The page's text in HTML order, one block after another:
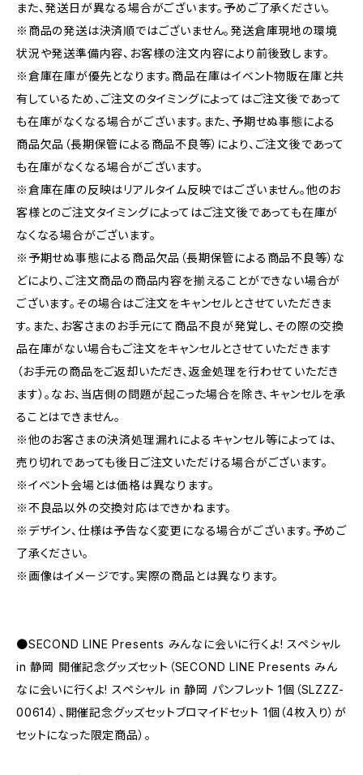
また、発送日が異なる場合がございます。予めご了承ください。
※商品の発送は決済順ではございません。発送倉庫現地の環境
状況や発送準備内容、お客様の注文内容により前後致します。
※倉庫在庫が優先となります。商品在庫はイベント物販在庫と共
有しているため、ご注文のタイミングによってはご注文後であって
も在庫がなくなる場合がございます。また、予期せぬ事態による
商品欠品（長期保管による商品不良等）により、ご注文後であって
も在庫がなくなる場合がございます。
※倉庫在庫の反映はリアルタイム反映ではございません。他のお
客様とのご注文タイミングによってはご注文後であっても在庫が
なくなる場合がございます。
※予期せぬ事態による商品欠品（長期保管による商品不良等）な
どにより、ご注文商品の商品内容を揃えることができない場合が
ございます。その場合はご注文をキャンセルとさせていただきま
す。また、お客さまのお手元にて商品不良が発覚し、その際の交換
品在庫がない場合もご注文をキャンセルとさせていただきます
（お手元の商品をご返却いただき、返金処理を行わせていただき
ます）。なお、当店側の問題が起こった場合を除き、キャンセルを承
ることはできません。
※他のお客さまの決済処理漏れによるキャンセル等によっては、
売り切れであっても後日ご注文いただける場合がございます。
※イベント会場とは価格は異なります。
※不良品以外の交換対応はできかねます。
※デザイン、仕様は予告なく変更になる場合がございます。予めご
了承ください。
※画像はイメージです。実際の商品とは異なります。
●SECOND LINE Presents みんなに会いに行くよ! スペシャル
in 静岡 開催記念グッズセット（SECOND LINE Presents みん
なに会いに行くよ! スペシャル in 静岡 パンフレット 1個（SLZZZ-
00614）、開催記念グッズセットブロマイドセット 1個（4枚入り）が
セットになった限定商品）。